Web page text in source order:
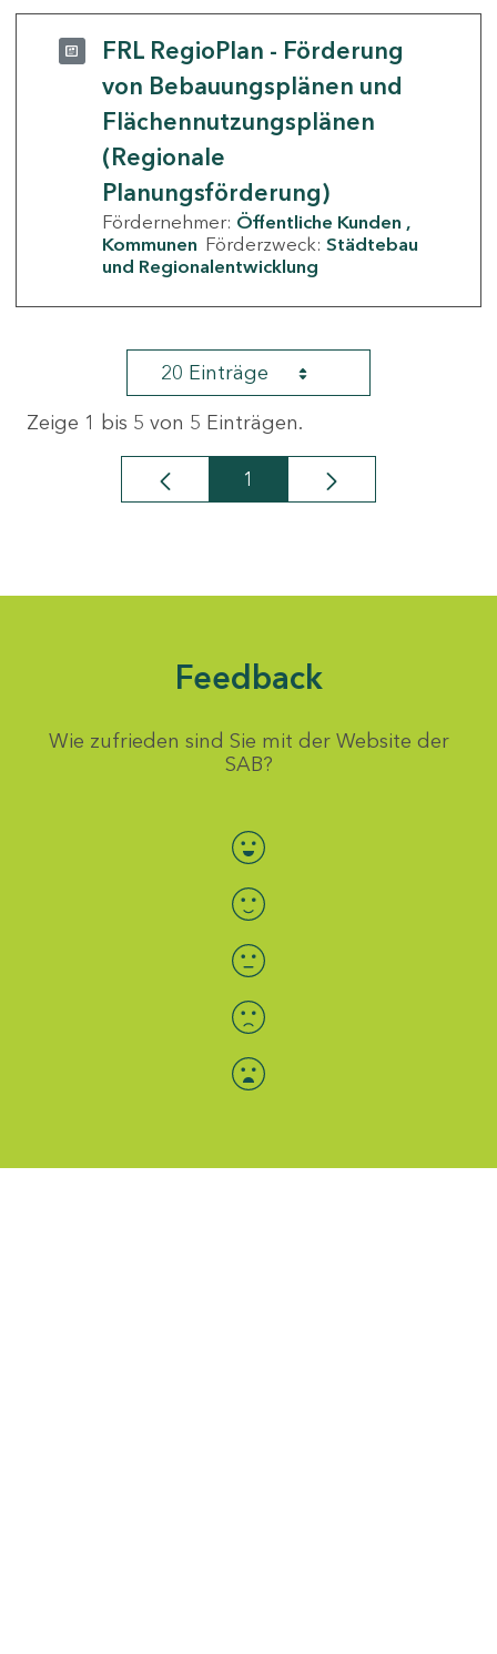
FRL RegioPlan - Förderung
von Bebauungsplänen und
Flächennutzungsplänen
(Regionale
Planungsförderung)
Fördernehmer: Öffentliche Kunden
Kommunen Förderzweck: Städtebau
und Regionalentwicklung
20 Einträge
Zeige 1 bis 5 von 5 Einträgen.
Seite
1
Feedback
Wie zufrieden sind Sie mit der Website der
SAB?
Bewertung auswählen